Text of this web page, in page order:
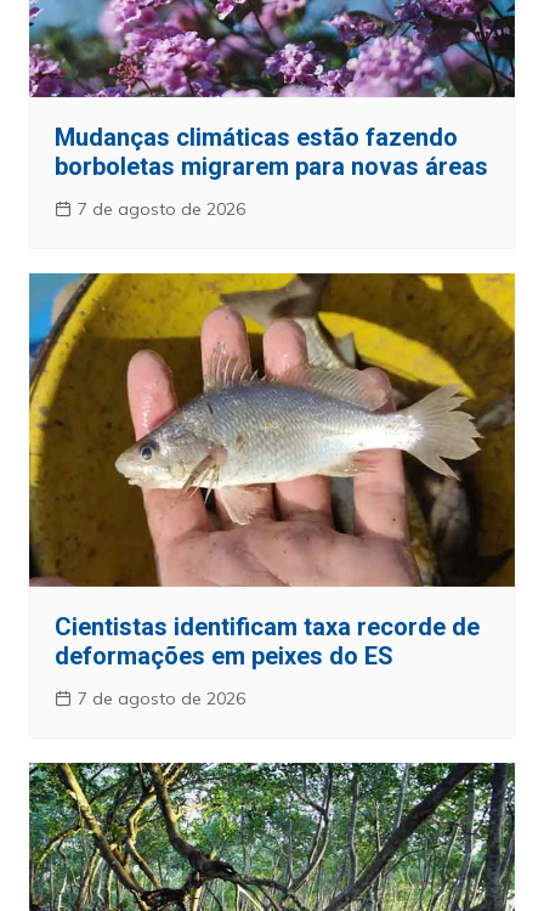
Mudanças climáticas estão fazendo
borboletas migrarem para novas áreas
7 de agosto de 2026
Cientistas identificam taxa recorde de
deformações em peixes do ES
7 de agosto de 2026